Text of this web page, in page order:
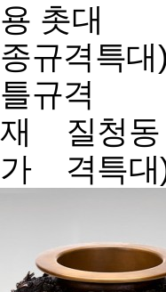
용 촛대
종규격특
틀규격
재 질청동
가 격특